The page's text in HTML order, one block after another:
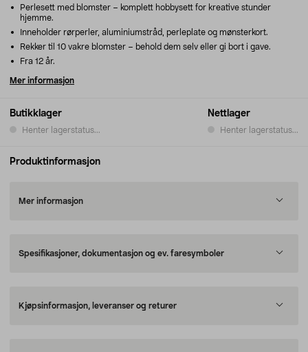
Butikklager
Henter lagerstatus...
Nettlager
Henter lagerstatus...
Perlesett med blomster – komplett hobbysett for kreative stunder
hjemme.
Inneholder rørperler, aluminiumstråd, perleplate og mønsterkort.
Rekker til 10 vakre blomster – behold dem selv eller gi bort i gave.
Fra 12 år.
Mer informasjon
Produktinformasjon
Mer informasjon
Spesifikasjoner, dokumentasjon og ev. faresymboler
Kjøpsinformasjon, leveranser og returer